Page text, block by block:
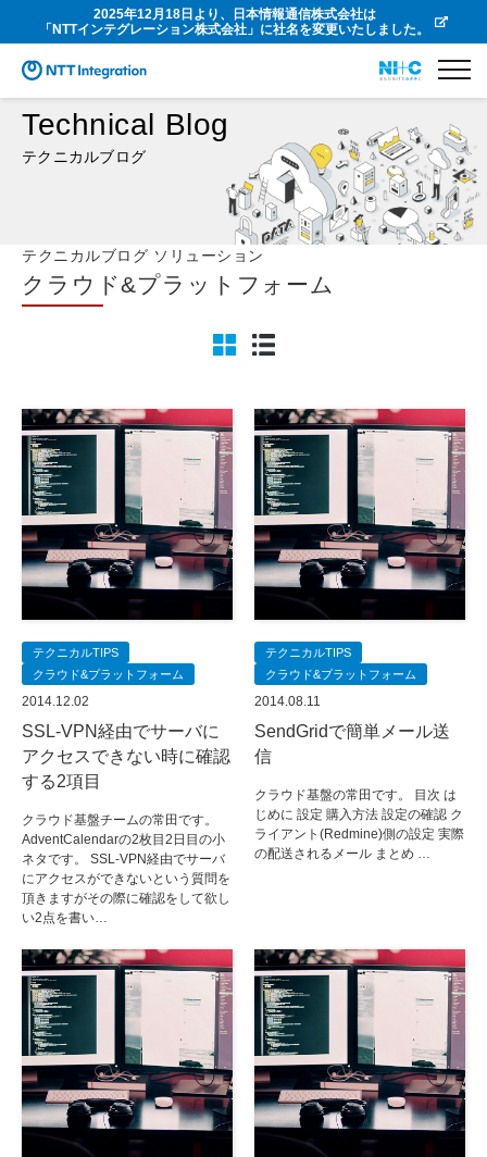
2025年12月18日より、日本情報通信株式会社は
「NTTインテグレーション株式会社」に社名を変更いたしました。
Technical Blog
テクニカルブログ
テクニカルブログ ソリューション
クラウド&プラットフォーム
テクニカルTIPS
クラウド&プラットフォーム
2014.12.02
SSL-VPN経由でサーバに
アクセスできない時に確認
する2項目
クラウド基盤チームの常田です。
AdventCalendarの2枚目2日目の小
ネタです。 SSL-VPN経由でサーバ
にアクセスができないという質問を
頂きますがその際に確認をして欲し
い2点を書い…
テクニカルTIPS
クラウド&プラットフォーム
2014.08.11
SendGridで簡単メール送
信
クラウド基盤の常田です。 目次 は
じめに 設定 購入方法 設定の確認 ク
ライアント(Redmine)側の設定 実際
の配送されるメール まとめ …